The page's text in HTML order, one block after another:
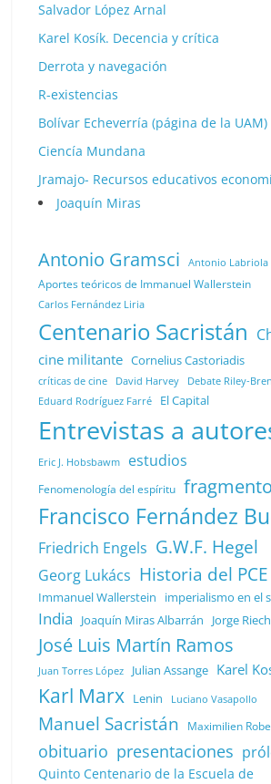
Salvador López Arnal
Karel Kosík. Decencia y crítica
Derrota y navegación
R-existencias
Bolívar Echeverría (página de la UAM)
Ciencía Mundana
Jramajo- Recursos educativos
Joaquín Miras
Antonio Gramsci Antonio Labriola
Aportes teóricos de Immanuel Wallerstein
Carlos Fernández Liria
Centenario Sacristán
cine militante Cornelius Castoriadis
críticas de cine David Harvey Debate Riley-
Eduard Rodríguez Farré El Capital
Entrevistas a
Eric J. Hobsbawm estudios
Fenomenología del espíritu
Francisco Fernández
Friedrich Engels G.W.F. Hegel
Georg Lukács Historia del PCE
Immanuel Wallerstein imperialismo en el
India Joaquín Miras Albarrán Jorge
José Luis Martín Ramos
Juan Torres López Julian Assange Karel
Karl Marx Lenin Luciano Vasapollo
Manuel Sacristán Maximilien
obituario presentaciones
Quinto Centenario de la Escuela de